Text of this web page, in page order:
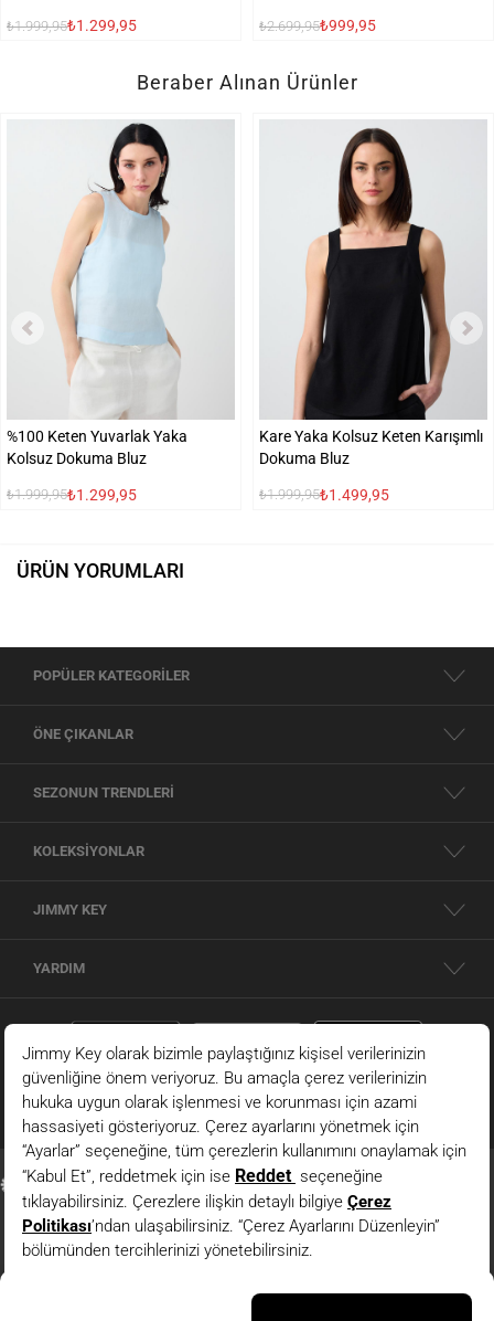
₺1.999,95₺1.299,95 ₺2.699,95₺999,95
Beraber Alınan Ürünler
%100 Keten Yuvarlak Yaka
Kolsuz Dokuma Bluz
₺1.999,95₺1.299,95
Kare Yaka Kolsuz Keten Karışımlı
Dokuma Bluz
₺1.999,95₺1.499,95
ÜRÜN YORUMLARI
POPÜLER KATEGORİLER
ÖNE ÇIKANLAR
SEZONUN TRENDLERİ
KOLEKSİYONLAR
JIMMY KEY
YARDIM
Mavi V Yaka Askılı Keten Karışımlı Dokuma Bluz